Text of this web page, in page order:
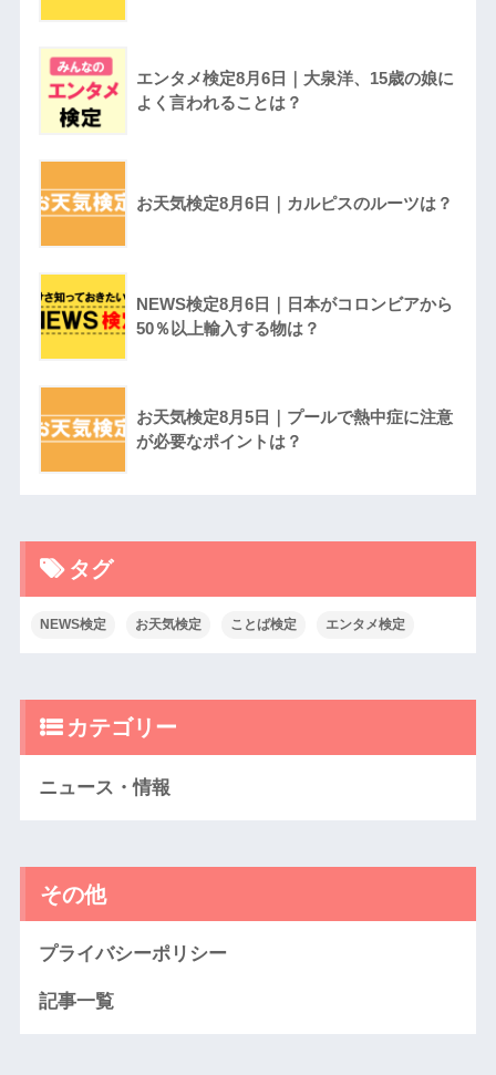
エンタメ検定8月6日｜大泉洋、15歳の娘に
よく言われることは？
お天気検定8月6日｜カルピスのルーツは？
NEWS検定8月6日｜日本がコロンビアから
50％以上輸入する物は？
お天気検定8月5日｜プールで熱中症に注意
が必要なポイントは？
タグ
NEWS検定 お天気検定 ことば検定 エンタメ検定
カテゴリー
ニュース・情報
その他
プライバシーポリシー
記事一覧